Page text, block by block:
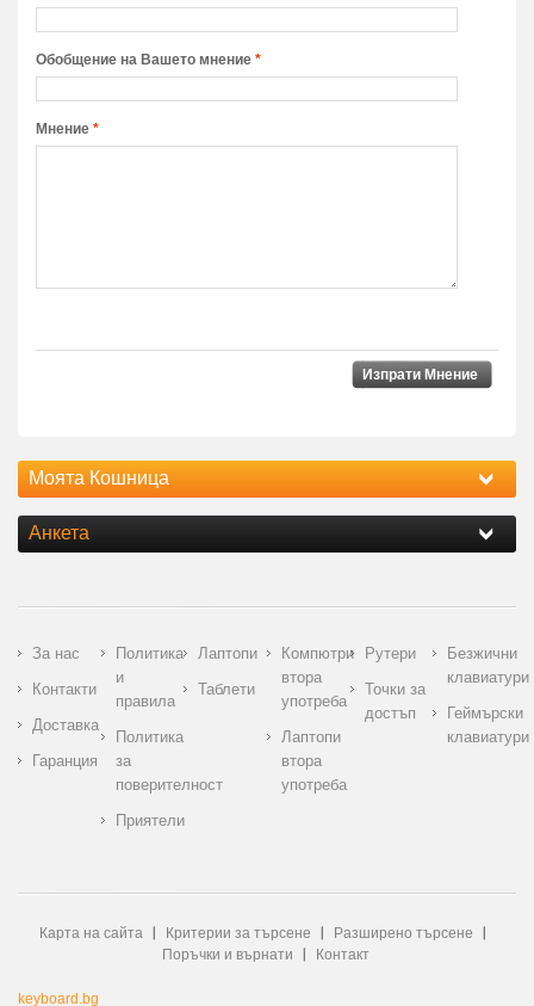
*
Обобщение на Вашето мнение
*
Мнение
Изпрати Мнение
Моята Кошница
Анкета
За нас
Контакти
Доставка
Гаранция
Политика
и
правила
Политика
за
поверителност
Приятели
Лаптопи
Таблети
Компютри
втора
употреба
Лаптопи
втора
употреба
Рутери
Точки за
достъп
Безжични
клавиатури
Геймърски
клавиатури
Карта на сайта Критерии за търсене
Разширено търсене
Поръчки и върнати
Контакт
keyboard.bg